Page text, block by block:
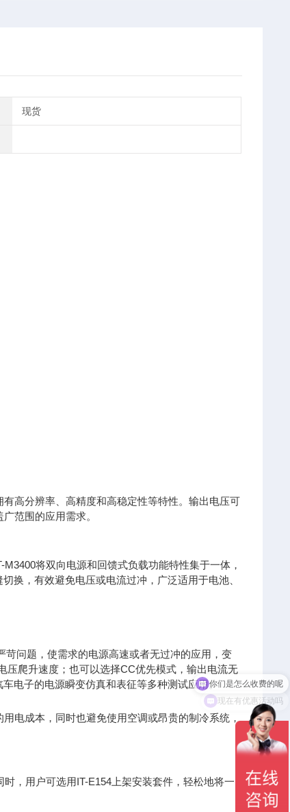
现货
高分辨率、高精度和高稳定性等特性。输出电压可
范围的应用需求。
将双向电源和回馈式负载功能特性集于一体，
换，有效避免电压或电流过冲，广泛适用于电池、
问题，使需求的电源高速或者无过冲的应用，变
压爬升速度；也可以选择CC优先模式，输出电流无
电子的电源瞬变仿真和表征等多种测试应用。
电成本，同时也避免使用空调或昂贵的制冷系统，
，用户可选用IT-E154上架安装套件，轻松地将一
现在有优惠活动吗